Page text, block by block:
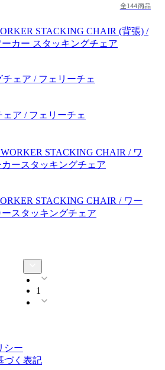
全144商品
STACKING CHAIR (背張) /
カー スタッキングチェア
ア / フェリーチェ
STACKING CHAIR / ワー
スタッキングチェア
1
シー
づく表記